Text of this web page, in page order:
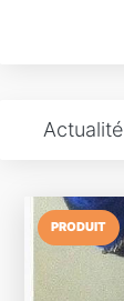
Actualité
PRODUIT